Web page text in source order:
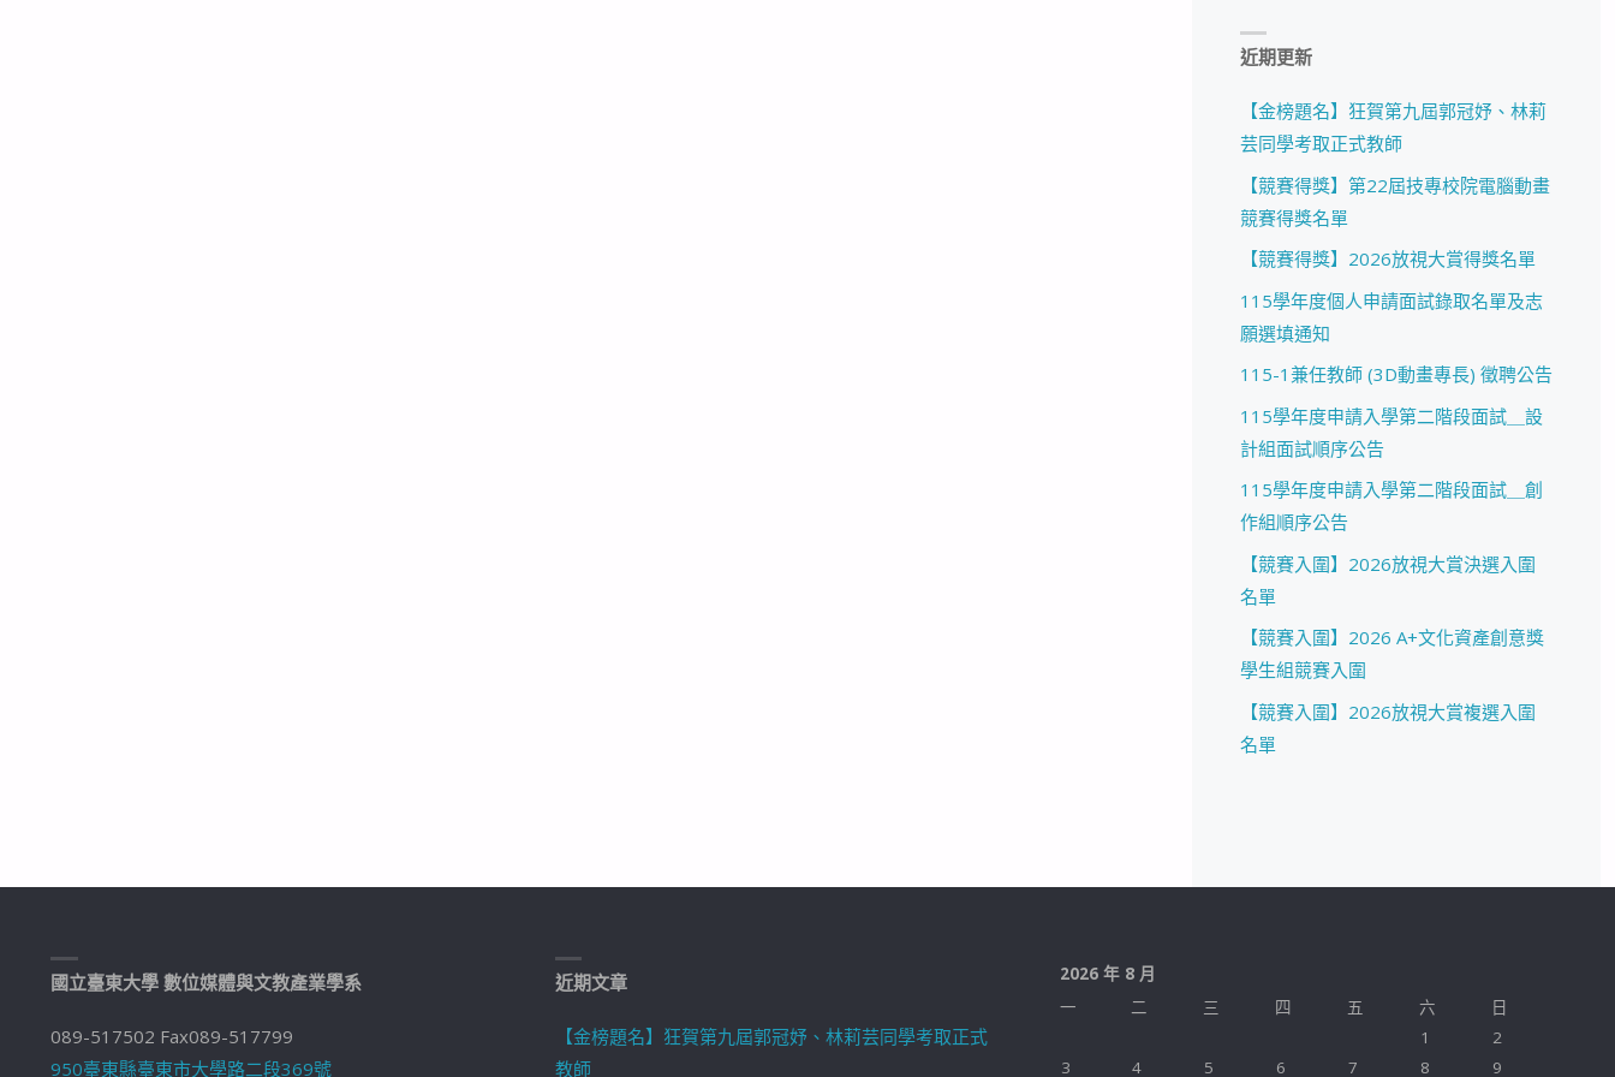
近期更新
【金榜題名】狂賀第九屆郭冠妤、林莉
芸同學考取正式教師
【競賽得獎】第22屆技專校院電腦動畫
競賽得獎名單
【競賽得獎】2026放視大賞得獎名單
115學年度個人申請面試錄取名單及志
願選填通知
115-1兼任教師 (3D動畫專長) 徵聘公告
115學年度申請入學第二階段面試＿設
計組面試順序公告
115學年度申請入學第二階段面試＿創
作組順序公告
【競賽入圍】2026放視大賞決選入圍
名單
【競賽入圍】2026 A+文化資產創意獎
學生組競賽入圍
【競賽入圍】2026放視大賞複選入圍
名單
國立臺東大學 數位媒體與文教產業學系
089-517502 Fax089-517799
950臺東縣臺東市大學路二段369號
近期文章
【金榜題名】狂賀第九屆郭冠妤、林莉芸同學考取正式
教師
2026 年 8 月
一
二 三 四 五 六
日
1
2
3
4 5 6 7 8 9